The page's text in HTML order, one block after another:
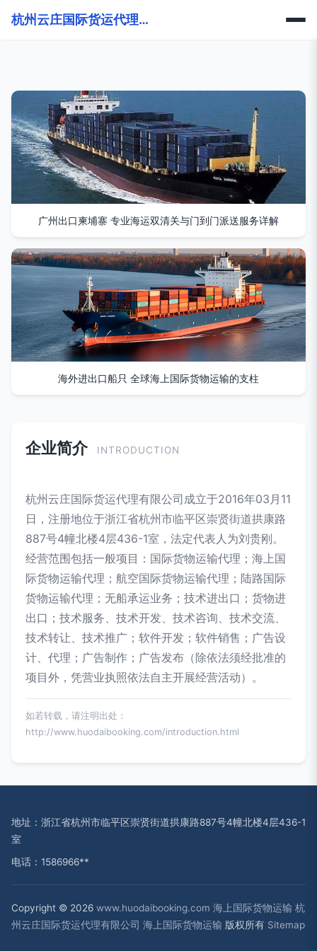
杭州云庄国际货运代理有限公司
广州出口柬埔寨 专业海运双清关与门到门派送服务详解
海外进出口船只 全球海上国际货物运输的支柱
企业简介 INTRODUCTION
杭州云庄国际货运代理有限公司成立于2016年03月11
日，注册地位于浙江省杭州市临平区崇贤街道拱康路
887号4幢北楼4层436-1室，法定代表人为刘贵刚。
经营范围包括一般项目：国际货物运输代理；海上国
际货物运输代理；航空国际货物运输代理；陆路国际
货物运输代理；无船承运业务；技术进出口；货物进
出口；技术服务、技术开发、技术咨询、技术交流、
技术转让、技术推广；软件开发；软件销售；广告设
计、代理；广告制作；广告发布（除依法须经批准的
项目外，凭营业执照依法自主开展经营活动）。
如若转载，请注明出处：
http://www.huodaibooking.com/introduction.html
地址：浙江省杭州市临平区崇贤街道拱康路887号4幢北楼4层436-1
室
电话：1586966**
Copyright © 2026 www.huodaibooking.com 海上国际货物运输 杭
州云庄国际货运代理有限公司 海上国际货物运输 版权所有 Sitemap